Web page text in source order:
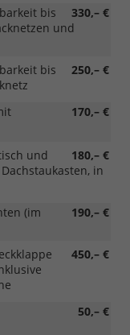
330,– €
bis
und
250,– €
bis
170,– €
180,– €
und
in
190,– €
(im
450,– €
50,– €